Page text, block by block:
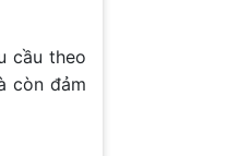
cầu theo
còn đảm